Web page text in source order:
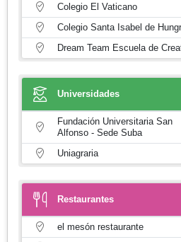
Colegio El Vaticano
Colegio Santa Isabel de
Dream Team Escuela de
Universidades
Fundación Universitaria San
Alfonso - Sede Suba
Uniagraria
Restaurantes
el mesón restaurante